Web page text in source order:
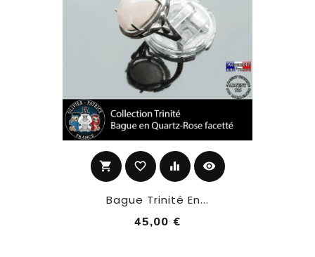
shopping_cart favorite_border equalizer visibility
Bague Trinité En...
45,00 €